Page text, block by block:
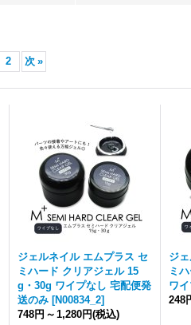
2 次 »
ジェルネイル エムプラス セ
ミハード クリアジェル 15
g・30g ワイプなし 宅配便発
送のみ [N00834_2]
748円 ～ 1,280円(税込)
ジ
ミ
ワ
248